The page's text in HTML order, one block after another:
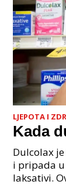
LJEPOTA I
Kada
Dulcolax
i pripada
laksativi.